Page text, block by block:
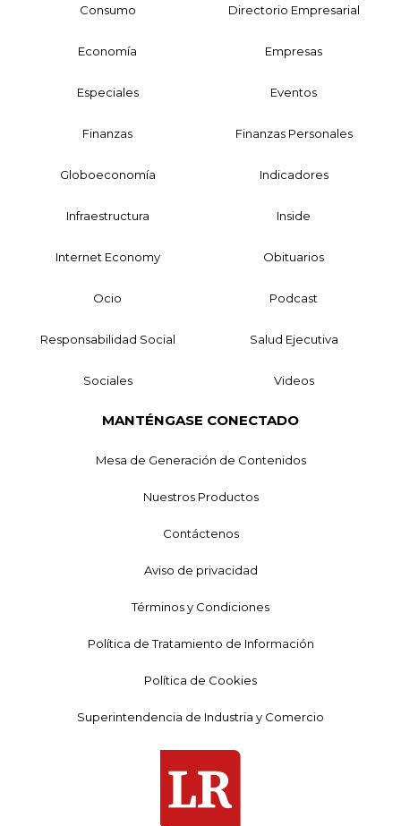
Consumo Directorio Empresarial
Economía Empresas
Especiales Eventos
Finanzas Finanzas Personales
Globoeconomía Indicadores
Infraestructura Inside
Internet Economy Obituarios
Ocio Podcast
Responsabilidad Social Salud Ejecutiva
Sociales Videos
MANTÉNGASE CONECTADO
Mesa de Generación de Contenidos
Nuestros Productos
Contáctenos
Aviso de privacidad
Términos y Condiciones
Política de Tratamiento de Información
Política de Cookies
Superintendencia de Industria y Comercio